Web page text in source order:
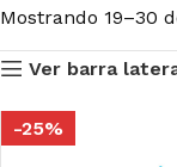
Mostrando 19–30
Ver barra
-25%